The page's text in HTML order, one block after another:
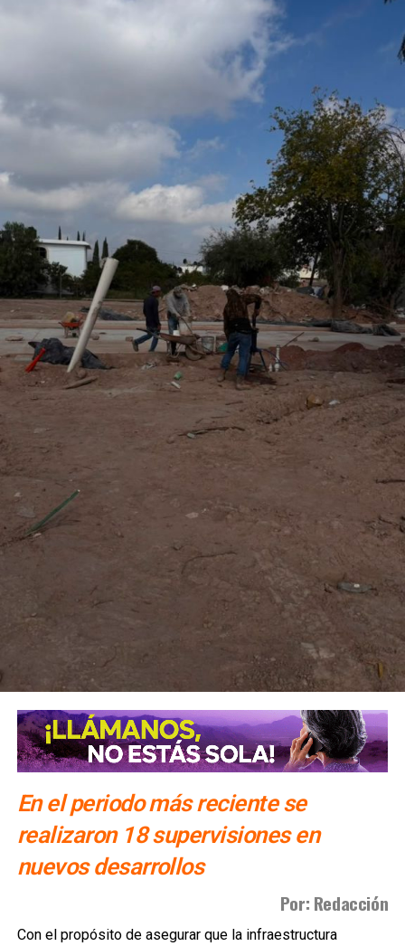
o que permitirá fortalecer la promoción turística y cultural
Por último, la presidenta concejal invitó a las y los
asistentes a visitar el stand de Villa de Pozos y conocer
la oferta que tiene el municipio, entre la que destacan su
gastronomía y sus tradiciones, como la emblemática
Procesión de los Cristos, una de las celebraciones que
forman parte de su identidad cultural.
También lee:
Villa de Pozos mantiene acciones por bailes
clandestinos
En el periodo más reciente se
realizaron 18 supervisiones en
nuevos desarrollos
Por: Redacción
Con el propósito de asegurar que la infraestructura